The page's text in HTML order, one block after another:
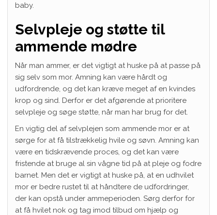
baby.
Selvpleje og støtte til
ammende mødre
Når man ammer, er det vigtigt at huske på at passe på
sig selv som mor. Amning kan være hårdt og
udfordrende, og det kan kræve meget af en kvindes
krop og sind. Derfor er det afgørende at prioritere
selvpleje og søge støtte, når man har brug for det.
En vigtig del af selvplejen som ammende mor er at
sørge for at få tilstrækkelig hvile og søvn. Amning kan
være en tidskrævende proces, og det kan være
fristende at bruge al sin vågne tid på at pleje og fodre
barnet. Men det er vigtigt at huske på, at en udhvilet
mor er bedre rustet til at håndtere de udfordringer,
der kan opstå under ammeperioden. Sørg derfor for
at få hvilet nok og tag imod tilbud om hjælp og